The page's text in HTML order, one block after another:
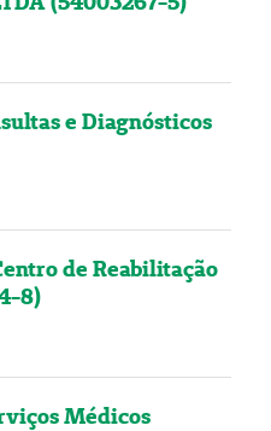
e Diagnósticos
de Reabilitação
8)
Médicos